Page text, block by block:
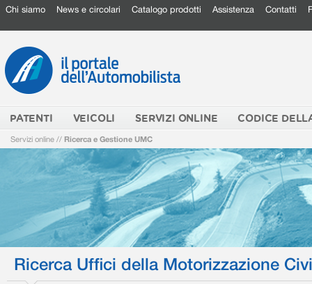
Chi siamo News e circolari Catalogo prodotti Assistenza Contatti
PATENTI VEICOLI SERVIZI ONLINE CODICE
Servizi online // Ricerca e Gestione UMC
Ricerca Uffici della Motorizzazione